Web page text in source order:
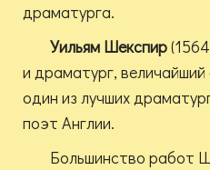
драматурга.
Уильям Шекспир
и драматург,
один из лучших
поэт Англии.
Большинство работ